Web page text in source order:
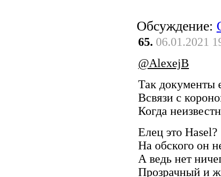
Обсуждение:
65. 06.01.2021
@AlexejB
Так документы
Всвязи с
Когда
Елец это Hasel?
На обского он
А ведь нет
Прозрачный и